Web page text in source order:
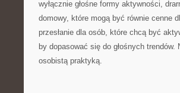
wyłącznie głośne formy aktywności,
domowy, które mogą być równie cenne
przesłanie dla osób, które chcą być
by dopasować się do głośnych
osobistą praktyką.